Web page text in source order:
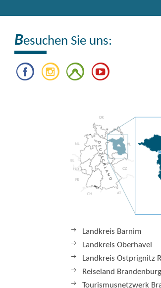
Besuchen Sie uns:
Landkreis Barnim
Landkreis Oberhavel
Landkreis Ostprignitz
Reiseland Brandenburg
Tourismusnetzwerk